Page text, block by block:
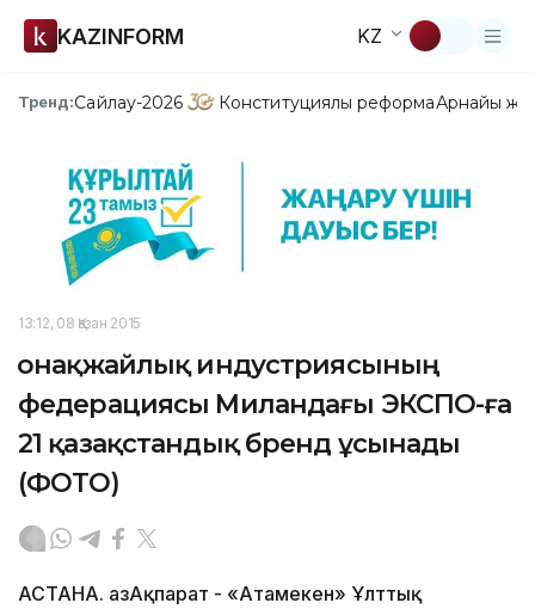
KAZINFORM KZ
Тренд:Сайлау-2026 Конституциялық реформаАрнайы
13:12, 08 Қазан 2015
Қонақжайлық индустриясының
федерациясы Миландағы ЭКСПО-ға
21 қазақстандық бренд ұсынады
(ФОТО)
АСТАНА. ҚазАқпарат - «Атамекен» Ұлттық